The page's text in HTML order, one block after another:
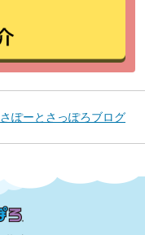
さぽーとさっぽろブログ